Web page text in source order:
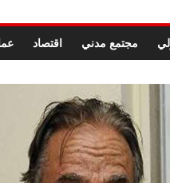
.. اعتماد الرسومات النهائية للقرار
لمدينة الصحفيين.. وانتهاء
المبنى الإداري
قضية الدكتور محمد زهران..
البراءة وضمانات المحاكمة العادلة
أصيل
مجتمع مدني اقتصاد